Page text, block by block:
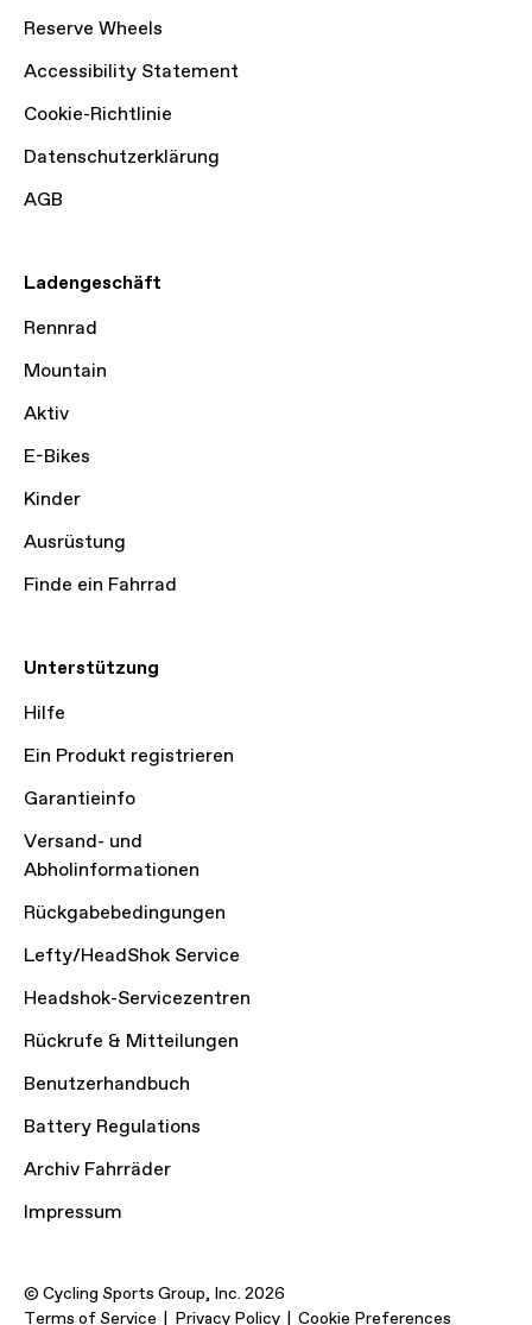
Reserve Wheels
Accessibility Statement
Cookie-Richtlinie
Datenschutzerklärung
AGB
Ladengeschäft
Rennrad
Mountain
Aktiv
E-Bikes
Kinder
Ausrüstung
Finde ein Fahrrad
Unterstützung
Hilfe
Ein Produkt registrieren
Garantieinfo
Versand- und
Abholinformationen
Rückgabebedingungen
Lefty/HeadShok Service
Headshok-Servicezentren
Rückrufe & Mitteilungen
Benutzerhandbuch
Battery Regulations
Archiv Fahrräder
Impressum
© Cycling Sports Group, Inc. 2026
Terms of Service
Privacy Policy Cookie Preferences